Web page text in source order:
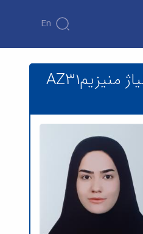
En
بررسی تاثیر غلظت و تركیب شیمیايی الكترولیت بر رفتار فتوكاتالیستی پوششهاي ايجاد شده بر روي آلیاژ منیزيمAZ31